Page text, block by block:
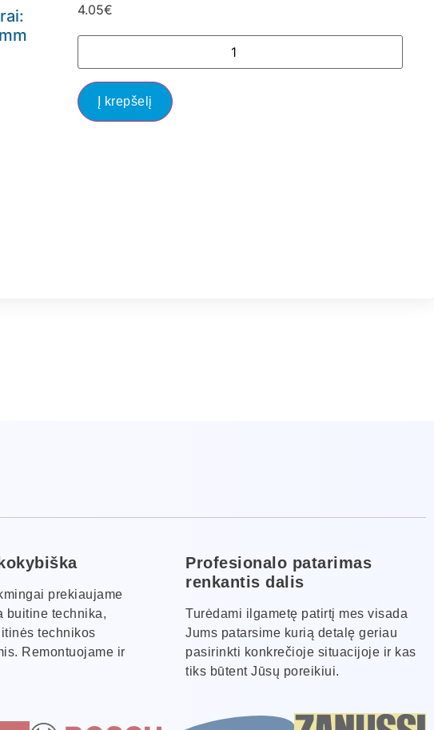
4.05€
Į krepšelį
prekiaujame
buitine technika,
technikos
Remontuojame ir
Profesionalo patarimas
renkantis dalis
Turėdami ilgametę patirtį mes visada
Jums patarsime kurią detalę geriau
pasirinkti konkrečioje situacijoje ir kas
tiks būtent Jūsų poreikiui.